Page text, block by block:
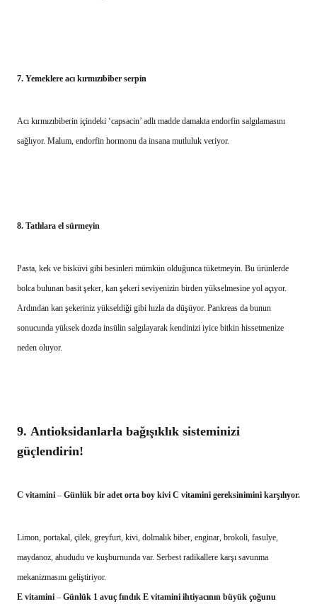
7. Yemeklere acı kırmızıbiber serpin
Acı kırmızıbiberin içindeki ‘capsacin’ adlı madde damakta endorfin salgılamasını
sağlıyor. Malum, endorfin hormonu da insana mutluluk veriyor.
8. Tatlılara el sürmeyin
Pasta, kek ve bisküvi gibi besinleri mümkün olduğunca tüketmeyin. Bu ürünlerde
bolca bulunan basit şeker, kan şekeri seviyenizin birden yükselmesine yol açıyor.
Ardından kan şekeriniz yükseldiği gibi hızla da düşüyor. Pankreas da bunun
sonucunda yüksek dozda insülin salgılayarak kendinizi iyice bitkin hissetmenize
neden oluyor.
9. Antioksidanlarla bağışıklık sisteminizi
güçlendirin!
C vitamini – Günlük bir adet orta boy kivi C vitamini gereksinimini karşılıyor.
Limon, portakal, çilek, greyfurt, kivi, dolmalık biber, enginar, brokoli, fasulye,
maydanoz, ahududu ve kuşburnunda var. Serbest radikallere karşı savunma
mekanizmasını geliştiriyor.
E vitamini – Günlük 1 avuç fındık E vitamini ihtiyacının büyük çoğunu